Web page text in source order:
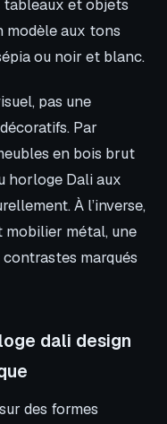
tableaux et objets
modèle aux tons
ou noir et blanc.
pas une
Par
en bois brut
horloge Dali aux
À l’inverse,
mobilier métal, une
marqués
dali design
des formes